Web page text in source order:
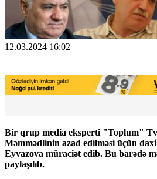
12.03.2024 16:02
Bir qrup media eksperti "Toplum"
Məmmədlinin azad edilməsi üçün
Eyvazova müraciət edib. Bu barədə
paylaşılıb.